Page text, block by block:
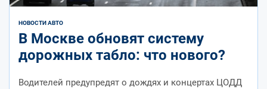
НОВОСТИ АВТО
В Москве обновят систему
дорожных табло: что нового?
Водителей предупредят о дождях и концертах ЦОДД